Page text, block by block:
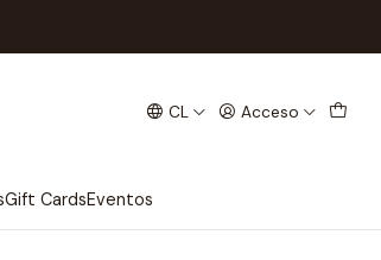
CL Acceso
Gift CardsEventos